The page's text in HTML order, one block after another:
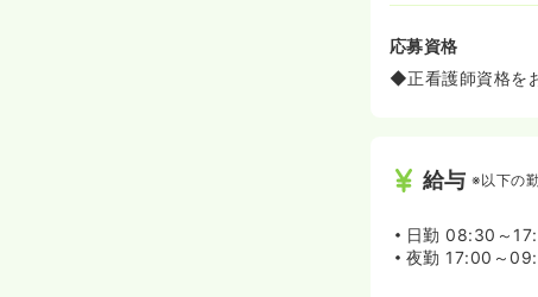
応募資格
◆正看護師資格を
給与 ※以下の
日勤 08:30～
夜勤 17:00～